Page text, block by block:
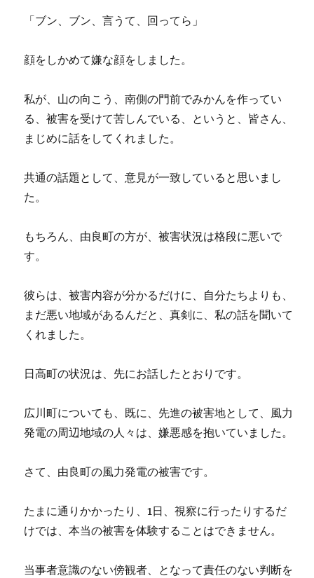
「ブン、ブン、言うて、回ってら」
顔をしかめて嫌な顔をしました。
私が、山の向こう、南側の門前でみかんを作ってい
る、被害を受けて苦しんでいる、というと、皆さん、
まじめに話をしてくれました。
共通の話題として、意見が一致していると思いまし
た。
もちろん、由良町の方が、被害状況は格段に悪いで
す。
彼らは、被害内容が分かるだけに、自分たちよりも、
まだ悪い地域があるんだと、真剣に、私の話を聞いて
くれました。
日高町の状況は、先にお話したとおりです。
広川町についても、既に、先進の被害地として、風力
発電の周辺地域の人々は、嫌悪感を抱いていました。
さて、由良町の風力発電の被害です。
たまに通りかかったり、1日、視察に行ったりするだ
けでは、本当の被害を体験することはできません。
当事者意識のない傍観者、となって責任のない判断を